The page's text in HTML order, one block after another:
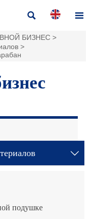
 
БИЗНЕС>
>

подушке